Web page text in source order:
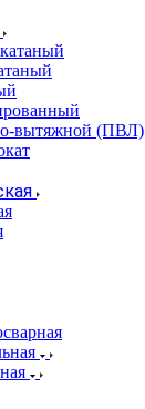
вытяжной (ПВЛ)